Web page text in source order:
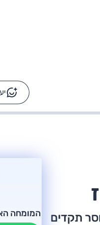
-
רכבי הסלבס: על מה נוסע
תקדים
המומחה